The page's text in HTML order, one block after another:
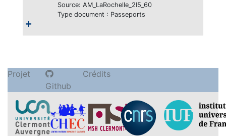
Source: AM_LaRochelle_2I5_60
Type document : Passeports
Projet
Github
Crédits